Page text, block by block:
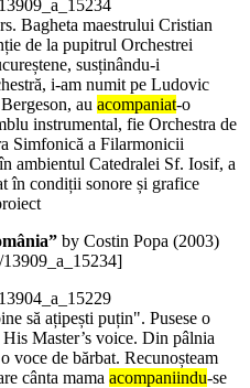
Bagheta maestrului Cristian
de la pupitrul Orchestrei
susținându-i
i-am numit pe Ludovic
au acompaniat-o
instrumental, fie Orchestra de
Simfonică a Filarmonicii
ambientul Catedralei Sf. Iosif, a
în condiții sonore și grafice
by Costin Popa (2003)
să ațipești puțin". Pusese o
Master’s voice. Din pâlnia
voce de bărbat. Recunoșteam
cânta mama acompaniindu-se